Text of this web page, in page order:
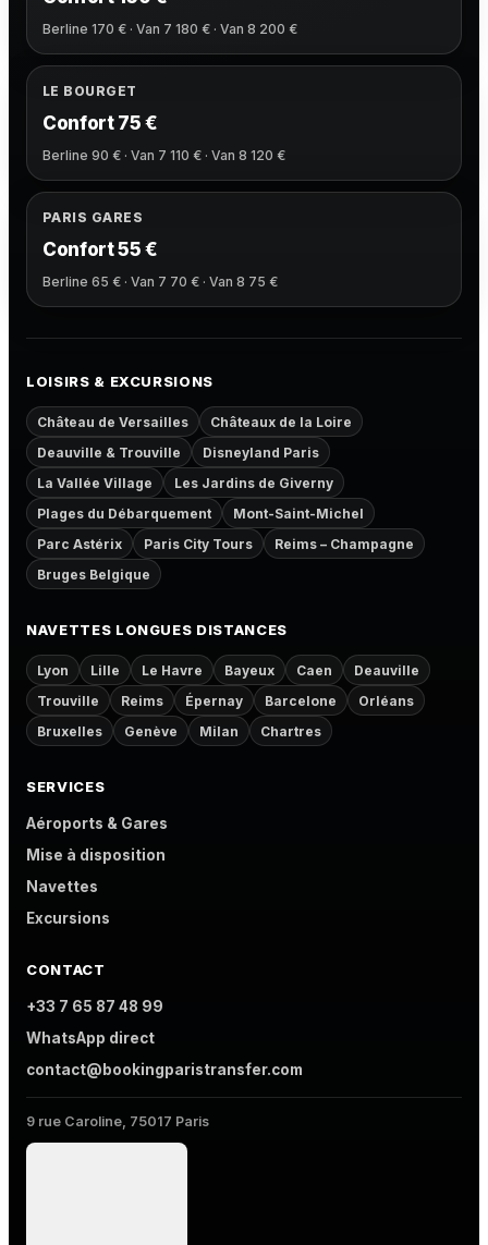
Berline 170 € · Van 7 180 € · Van 8 200 €
LE BOURGET
Confort 75 €
Berline 90 € · Van 7 110 € · Van 8 120 €
PARIS GARES
Confort 55 €
Berline 65 € · Van 7 70 € · Van 8 75 €
LOISIRS & EXCURSIONS
Château de Versailles
Châteaux de la Loire
Deauville & Trouville
Disneyland Paris
La Vallée Village
Les Jardins de Giverny
Plages du Débarquement
Mont-Saint-Michel
Parc Astérix
Paris City Tours
Reims – Champagne
Bruges Belgique
NAVETTES LONGUES DISTANCES
Lyon Lille Le Havre Bayeux Caen
Deauville
Trouville
Reims Épernay Barcelone
Orléans
Bruxelles
Genève Milan Chartres
SERVICES
Aéroports & Gares
Mise à disposition
Navettes
Excursions
CONTACT
+33 7 65 87 48 99
WhatsApp direct
contact@bookingparistransfer.com
9 rue Caroline, 75017 Paris